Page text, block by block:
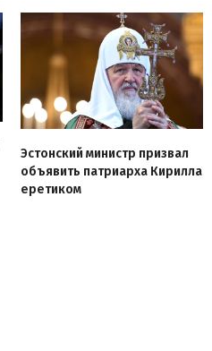
Эстонский министр призвал
объявить патриарха Кирилла
еретиком